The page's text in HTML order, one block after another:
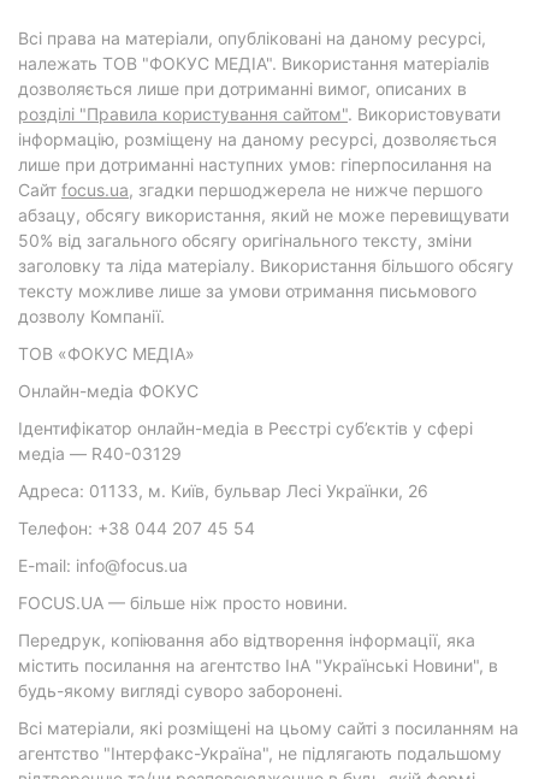
Всі права на матеріали, опубліковані на даному ресурсі,
належать ТОВ "ФОКУС МЕДІА". Використання матеріалів
дозволяється лише при дотриманні вимог, описаних в
розділі "Правила користування сайтом". Використовувати
інформацію, розміщену на даному ресурсі, дозволяється
лише при дотриманні наступних умов: гіперпосилання на
Cайт focus.ua, згадки першоджерела не нижче першого
абзацу, обсягу використання, який не може перевищувати
50% від загального обсягу оригінального тексту, зміни
заголовку та ліда матеріалу. Використання більшого обсягу
тексту можливе лише за умови отримання письмового
дозволу Компанії.
ТОВ «ФОКУС МЕДІА»
Онлайн-медіа ФОКУС
Ідентифікатор онлайн-медіа в Реєстрі суб’єктів у сфері
медіа — R40-03129
Адреса: 01133, м. Київ, бульвар Лесі Українки, 26
Телефон: +38 044 207 45 54
E-mail: info@focus.ua
FOCUS.UA — більше ніж просто новини.
Передрук, копіювання або відтворення інформації, яка
містить посилання на агентство ІнА "Українські Новини", в
будь-якому вигляді суворо заборонені.
Всі матеріали, які розміщені на цьому сайті з посиланням на
агентство "Інтерфакс-Україна", не підлягають подальшому